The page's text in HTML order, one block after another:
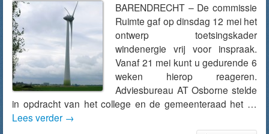
BARENDRECHT – De commissie
Ruimte gaf op dinsdag 12 mei het
ontwerp toetsingskader
windenergie vrij voor inspraak.
Vanaf 21 mei kunt u gedurende 6
weken hierop reageren.
Adviesbureau AT Osborne stelde
in opdracht van het college en de gemeenteraad het …
Lees verder →